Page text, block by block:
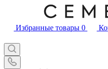
Избранные товары 0